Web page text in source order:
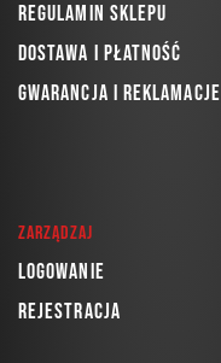
Regulamin sklepu
Dostawa i płatność
Gwarancja i reklamacje
Zarządzaj
Logowanie
Rejestracja